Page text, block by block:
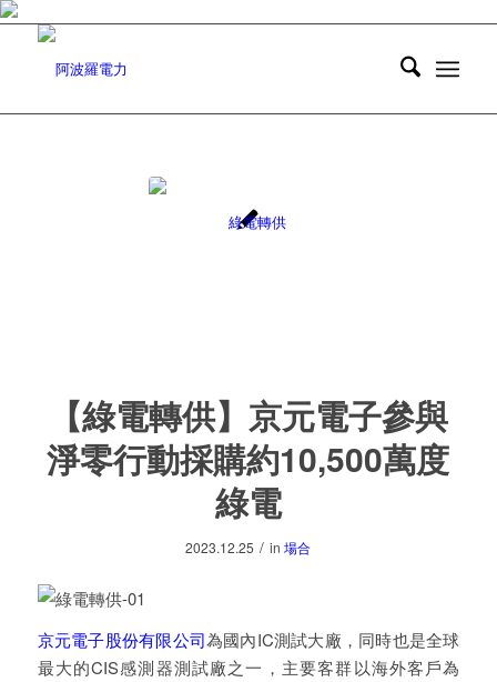
【綠電轉供】京元電子參與
淨零行動採購約10,500萬度
綠電
2023.12.25 / in場合
京元電子股份有限公司為國內IC測試大廠，同時也是全球
最大的CIS感測器測試廠之一，主要客群以海外客戶為